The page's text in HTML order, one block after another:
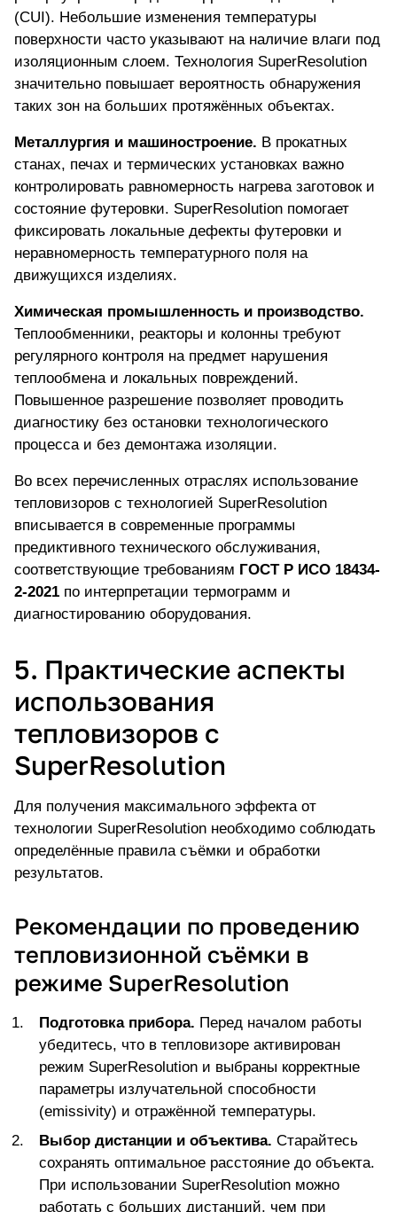
(CUI). Небольшие изменения температуры
поверхности часто указывают на наличие влаги под
изоляционным слоем. Технология SuperResolution
значительно повышает вероятность обнаружения
таких зон на больших протяжённых объектах.
Металлургия и машиностроение. В прокатных
станах, печах и термических установках важно
контролировать равномерность нагрева заготовок и
состояние футеровки. SuperResolution помогает
фиксировать локальные дефекты футеровки и
неравномерность температурного поля на
движущихся изделиях.
Химическая промышленность и производство.
Теплообменники, реакторы и колонны требуют
регулярного контроля на предмет нарушения
теплообмена и локальных повреждений.
Повышенное разрешение позволяет проводить
диагностику без остановки технологического
процесса и без демонтажа изоляции.
Во всех перечисленных отраслях использование
тепловизоров с технологией SuperResolution
вписывается в современные программы
предиктивного технического обслуживания,
соответствующие требованиям ГОСТ Р ИСО 18434-
2-2021 по интерпретации термограмм и
диагностированию оборудования.
5. Практические аспекты
использования
тепловизоров с
SuperResolution
Для получения максимального эффекта от
технологии SuperResolution необходимо соблюдать
определённые правила съёмки и обработки
результатов.
Рекомендации по проведению
тепловизионной съёмки в
режиме SuperResolution
Подготовка прибора. Перед началом работы
убедитесь, что в тепловизоре активирован
режим SuperResolution и выбраны корректные
параметры излучательной способности
(emissivity) и отражённой температуры.
Выбор дистанции и объектива. Старайтесь
сохранять оптимальное расстояние до объекта.
При использовании SuperResolution можно
работать с больших дистанций, чем при